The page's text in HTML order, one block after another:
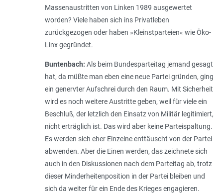
Massenaustritten von Linken 1989 ausgewertet
worden? Viele haben sich ins Privatleben
zurückgezogen oder haben »Kleinstparteien« wie Öko-
Linx gegründet.
Buntenbach: Als beim Bundesparteitag jemand gesagt
hat, da müßte man eben eine neue Partei gründen, ging
ein genervter Aufschrei durch den Raum. Mit Sicherheit
wird es noch weitere Austritte geben, weil für viele ein
Beschluß, der letzlich den Einsatz von Militär legitimiert,
nicht erträglich ist. Das wird aber keine Parteispaltung.
Es werden sich eher Einzelne enttäuscht von der Partei
abwenden. Aber die Einen werden, das zeichnete sich
auch in den Diskussionen nach dem Parteitag ab, trotz
dieser Minderheitenposition in der Partei bleiben und
sich da weiter für ein Ende des Krieges engagieren.